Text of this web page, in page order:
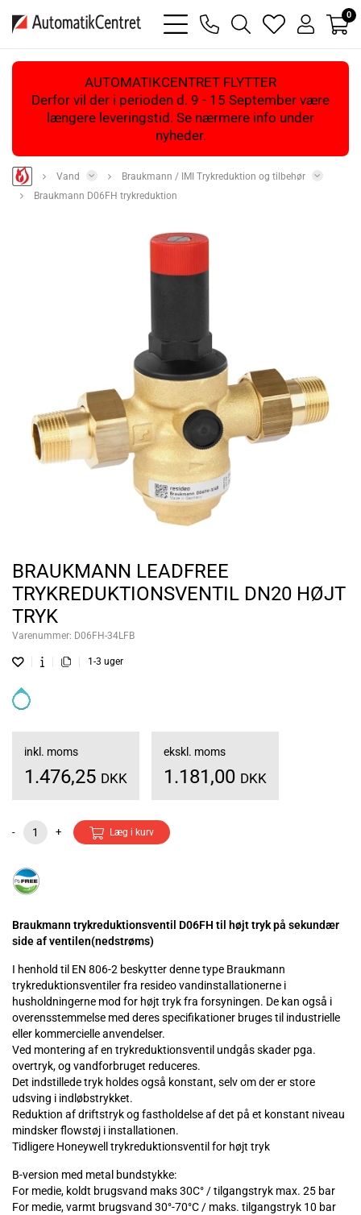
bars
light
phone
magnifying
glass
heart
light
user
light
0
AUTOMATIKCENTRET FLYTTER
Derfor vil der i perioden d. 9 - 15 September være
længere leveringstid. Se nærmere info under
nyheder.
Vand
Braukmann / IMI Trykreduktion og tilbehør
Braukmann D06FH trykreduktion
BRAUKMANN LEADFREE
TRYKREDUKTIONSVENTIL DN20 HØJT
TRYK
Varenummer: D06FH-34LFB
1-3 uger
inkl. moms
1.476,25 DKK
ekskl. moms
1.181,00 DKK
- + Læg i kurv
Braukmann trykreduktionsventil D06FH til højt tryk på sekundær
side af ventilen(nedstrøms)
I henhold til EN 806-2 beskytter denne type Braukmann
trykreduktionsventiler fra resideo vandinstallationerne i
husholdningerne mod for højt tryk fra forsyningen. De kan også i
overensstemmelse med deres specifikationer bruges til industrielle
eller kommercielle anvendelser.
Ved montering af en trykreduktionsventil undgås skader pga.
overtryk, og vandforbruget reduceres.
Det indstillede tryk holdes også konstant, selv om der er store
udsving i indløbstrykket.
Reduktion af driftstryk og fastholdelse af det på et konstant niveau
mindsker flowstøj i installationen.
Tidligere Honeywell trykreduktionsventil for højt tryk
B-version med metal bundstykke:
For medie, koldt brugsvand maks 30C° / tilgangstryk max. 25 bar
For medie, varmt brugsvand 30°-70°C / maks. tilgangstryk 10 bar